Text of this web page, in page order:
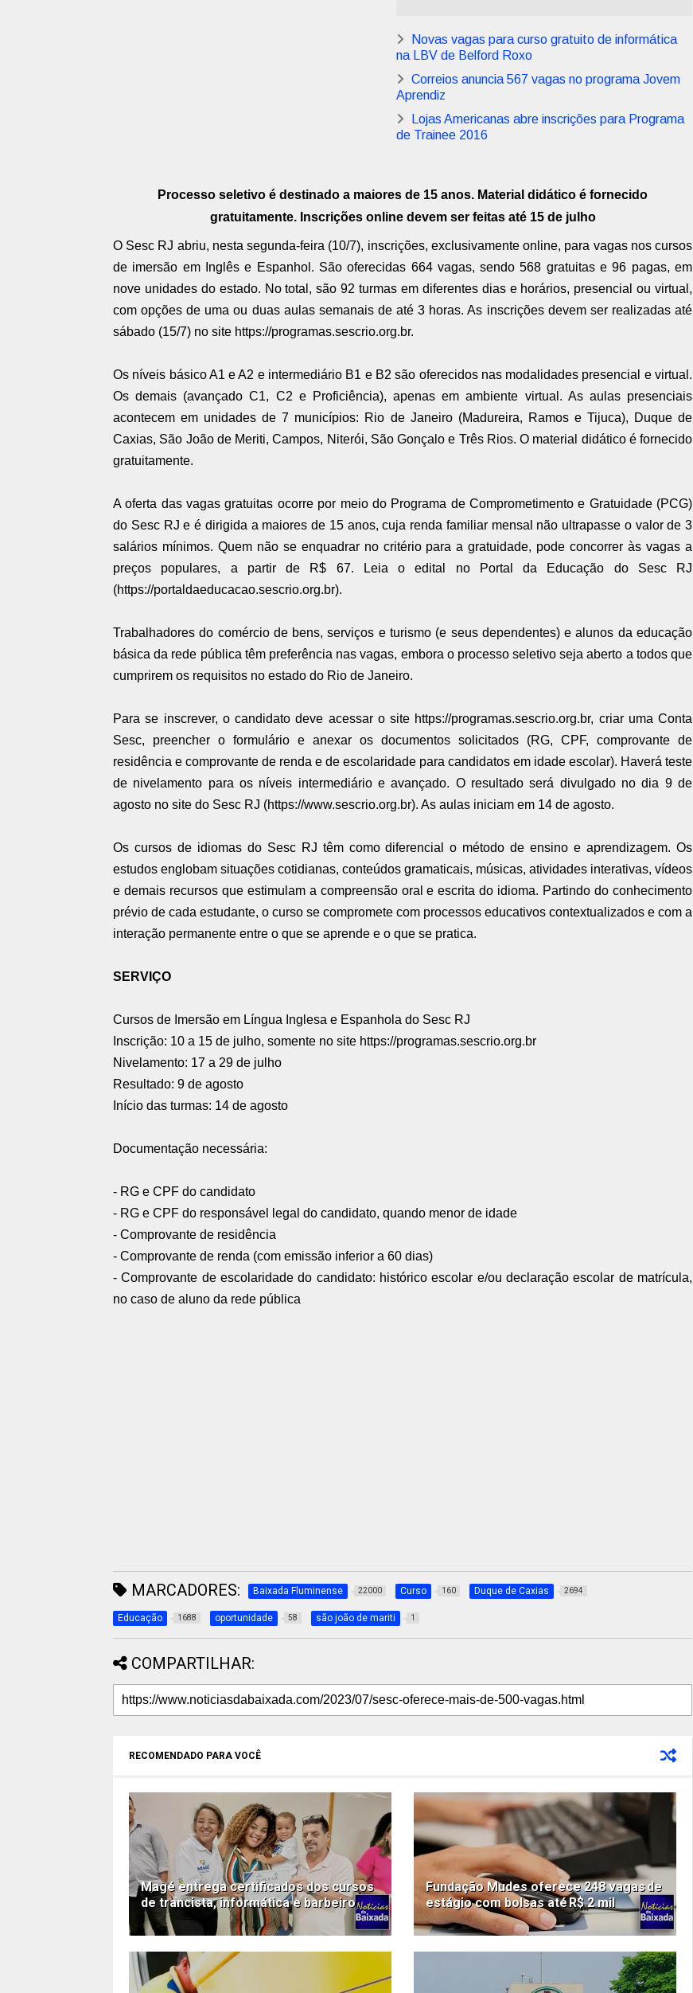
Novas vagas para curso gratuito de informática
na LBV de Belford Roxo
Correios anuncia 567 vagas no programa Jovem
Aprendiz
Lojas Americanas abre inscrições para Programa
de Trainee 2016
Processo seletivo é destinado a maiores de 15 anos. Material didático é fornecido
gratuitamente. Inscrições online devem ser feitas até 15 de julho
O Sesc RJ abriu, nesta segunda-feira (10/7), inscrições, exclusivamente online, para vagas nos cursos
de imersão em Inglês e Espanhol. São oferecidas 664 vagas, sendo 568 gratuitas e 96 pagas, em
nove unidades do estado. No total, são 92 turmas em diferentes dias e horários, presencial ou virtual,
com opções de uma ou duas aulas semanais de até 3 horas. As inscrições devem ser realizadas até
sábado (15/7) no site https://programas.sescrio.org.br.
Os níveis básico A1 e A2 e intermediário B1 e B2 são oferecidos nas modalidades presencial e virtual.
Os demais (avançado C1, C2 e Proficiência), apenas em ambiente virtual. As aulas presenciais
acontecem em unidades de 7 municípios: Rio de Janeiro (Madureira, Ramos e Tijuca), Duque de
Caxias, São João de Meriti, Campos, Niterói, São Gonçalo e Três Rios. O material didático é fornecido
gratuitamente.
A oferta das vagas gratuitas ocorre por meio do Programa de Comprometimento e Gratuidade (PCG)
do Sesc RJ e é dirigida a maiores de 15 anos, cuja renda familiar mensal não ultrapasse o valor de 3
salários mínimos. Quem não se enquadrar no critério para a gratuidade, pode concorrer às vagas a
preços populares, a partir de R$ 67. Leia o edital no Portal da Educação do Sesc RJ
(https://portaldaeducacao.sescrio.org.br).
Trabalhadores do comércio de bens, serviços e turismo (e seus dependentes) e alunos da educação
básica da rede pública têm preferência nas vagas, embora o processo seletivo seja aberto a todos que
cumprirem os requisitos no estado do Rio de Janeiro.
Para se inscrever, o candidato deve acessar o site https://programas.sescrio.org.br, criar uma Conta
Sesc, preencher o formulário e anexar os documentos solicitados (RG, CPF, comprovante de
residência e comprovante de renda e de escolaridade para candidatos em idade escolar). Haverá teste
de nivelamento para os níveis intermediário e avançado. O resultado será divulgado no dia 9 de
agosto no site do Sesc RJ (https://www.sescrio.org.br). As aulas iniciam em 14 de agosto.
Os cursos de idiomas do Sesc RJ têm como diferencial o método de ensino e aprendizagem. Os
estudos englobam situações cotidianas, conteúdos gramaticais, músicas, atividades interativas, vídeos
e demais recursos que estimulam a compreensão oral e escrita do idioma. Partindo do conhecimento
prévio de cada estudante, o curso se compromete com processos educativos contextualizados e com a
interação permanente entre o que se aprende e o que se pratica.
SERVIÇO
Cursos de Imersão em Língua Inglesa e Espanhola do Sesc RJ
Inscrição: 10 a 15 de julho, somente no site https://programas.sescrio.org.br
Nivelamento: 17 a 29 de julho
Resultado: 9 de agosto
Início das turmas: 14 de agosto
Documentação necessária:
- RG e CPF do candidato
- RG e CPF do responsável legal do candidato, quando menor de idade
- Comprovante de residência
- Comprovante de renda (com emissão inferior a 60 dias)
- Comprovante de escolaridade do candidato: histórico escolar e/ou declaração escolar de matrícula,
no caso de aluno da rede pública
MARCADORES: Baixada Fluminense 22000 Curso 160 Duque de Caxias 2694
Educação 1688 oportunidade 58 são joão de mariti 1
COMPARTILHAR:
RECOMENDADO PARA VOCÊ
Magé entrega certificados dos cursos
de trancista, informática e barbeiro
Fundação Mudes oferece 248 vagas de
estágio com bolsas até R$ 2 mil